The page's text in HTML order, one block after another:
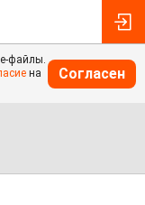
файлы.
на
Согласен